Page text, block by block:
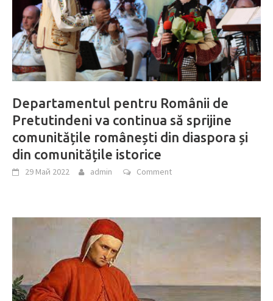
Departamentul pentru Românii de
Pretutindeni va continua să sprijine
comunitățile românești din diaspora și
din comunitățile istorice
29 Май 2022 admin Comment